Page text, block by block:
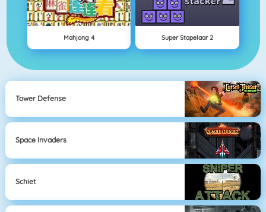
Mahjong 4 Super Stapelaar 2
Tower Defense
Space Invaders
Schiet